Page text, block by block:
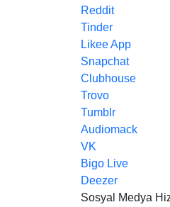
Reddit
Tinder
Likee App
Snapchat
Clubhouse
Trovo
Tumblr
Audiomack
VK
Bigo Live
Deezer
Sosyal Medya